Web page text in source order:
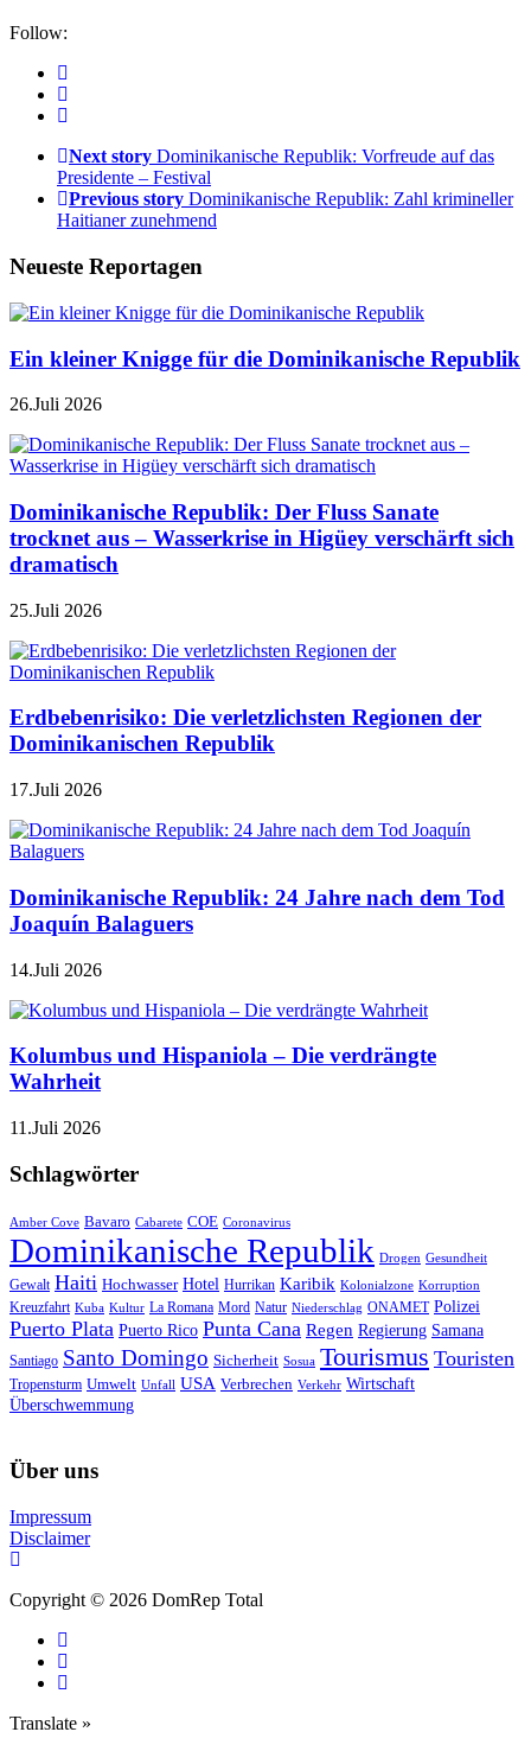
Follow:
Next story Dominikanische Republik: Vorfreude auf das
Presidente – Festival
Previous story Dominikanische Republik: Zahl krimineller
Haitianer zunehmend
Neueste Reportagen
Ein kleiner Knigge für die Dominikanische Republik
26.Juli 2026
Dominikanische Republik: Der Fluss Sanate
trocknet aus – Wasserkrise in Higüey verschärft sich
dramatisch
25.Juli 2026
Erdbebenrisiko: Die verletzlichsten Regionen der
Dominikanischen Republik
17.Juli 2026
Dominikanische Republik: 24 Jahre nach dem Tod
Joaquín Balaguers
14.Juli 2026
Kolumbus und Hispaniola – Die verdrängte
Wahrheit
11.Juli 2026
Schlagwörter
Amber Cove Bavaro Cabarete COE Coronavirus
Dominikanische Republik Drogen Gesundheit
Gewalt Haiti Hochwasser Hotel Hurrikan Karibik Kolonialzone Korruption
Kreuzfahrt Kuba Kultur La Romana Mord Natur Niederschlag ONAMET Polizei
Puerto Plata Puerto Rico Punta Cana Regen Regierung Samana
Santiago Santo Domingo Sicherheit Sosua Tourismus Touristen
Tropensturm Umwelt Unfall USA Verbrechen Verkehr Wirtschaft
Überschwemmung
Über uns
Impressum
Disclaimer
Copyright © 2026 DomRep Total
Translate »